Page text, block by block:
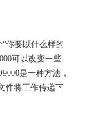
你要以什么样的
可以改变一些
是一种方法，
件将工作传递下